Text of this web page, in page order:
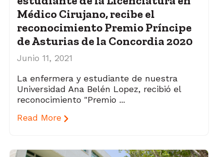
Médico Cirujano, recibe el
reconocimiento Premio Príncipe
de Asturias de la Concordia 2020
Junio 11, 2021
La enfermera y estudiante de nuestra
Universidad Ana Belén Lopez, recibió el
reconocimiento "Premio ...
Read More